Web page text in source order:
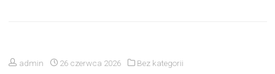
admin 26 czerwca 2026 Bez kategorii